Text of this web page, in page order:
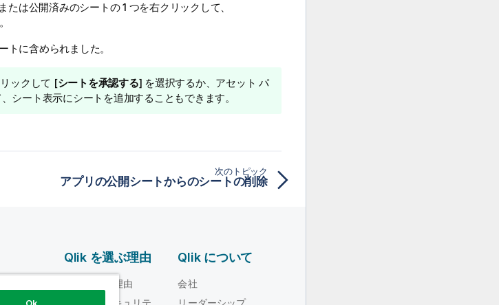
は公開済みのシートの 1 つを右クリックして、
トに含められました。
ックして [シートを承認する] を選択するか、アセット パ
シート表示にシートを追加することもできます。
次のトピック
アプリの公開シートからのシートの削除
Qlik を選ぶ理由
Qlik を選ぶ理由
信頼性とセキュリテ
Qlik について
会社
リーダーシップ